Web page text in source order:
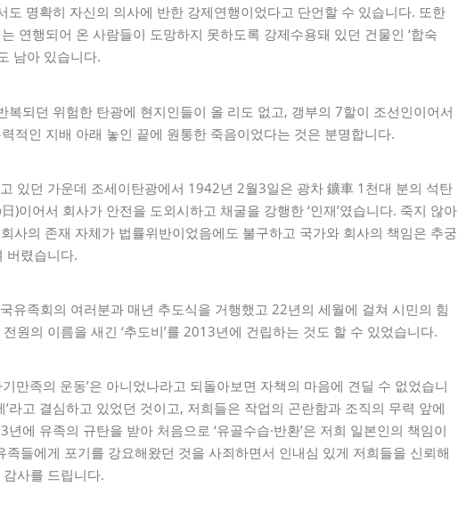
도 명확히 자신의 의사에 반한 강제연행이었다고 단언할 수 있습니다. 또한
연행되어 온 사람들이 도망하지 못하도록 강제수용돼 있던 건물인 ‘합숙
남아 있습니다.
복되던 위험한 탄광에 현지인들이 올 리도 없고, 갱부의 7할이 조선인이어서
적인 지배 아래 놓인 끝에 원통한 죽음이었다는 것은 분명합니다.
있던 가운데 조세이탄광에서 1942년 2월3일은 광차 鑛車 1천대 분의 석탄
)이어서 회사가 안전을 도외시하고 채굴을 강행한 ‘인재’였습니다. 죽지 않아
사의 존재 자체가 법률위반이었음에도 불구하고 국가와 회사의 책임은 추궁
버렸습니다.
유족회의 여러분과 매년 추도식을 거행했고 22년의 세월에 걸쳐 시민의 힘
원의 이름을 새긴 ‘추도비’를 2013년에 건립하는 것도 할 수 있었습니다.
만족의 운동’은 아니었나라고 되돌아보면 자책의 마음에 견딜 수 없었습니
라고 결심하고 있었던 것이고, 저희들은 작업의 곤란함과 조직의 무력 앞에
에 유족의 규탄을 받아 처음으로 ‘유골수습·반환’은 저희 일본인의 책임이
들에게 포기를 강요해왔던 것을 사죄하면서 인내심 있게 저희들을 신뢰해
사를 드립니다.